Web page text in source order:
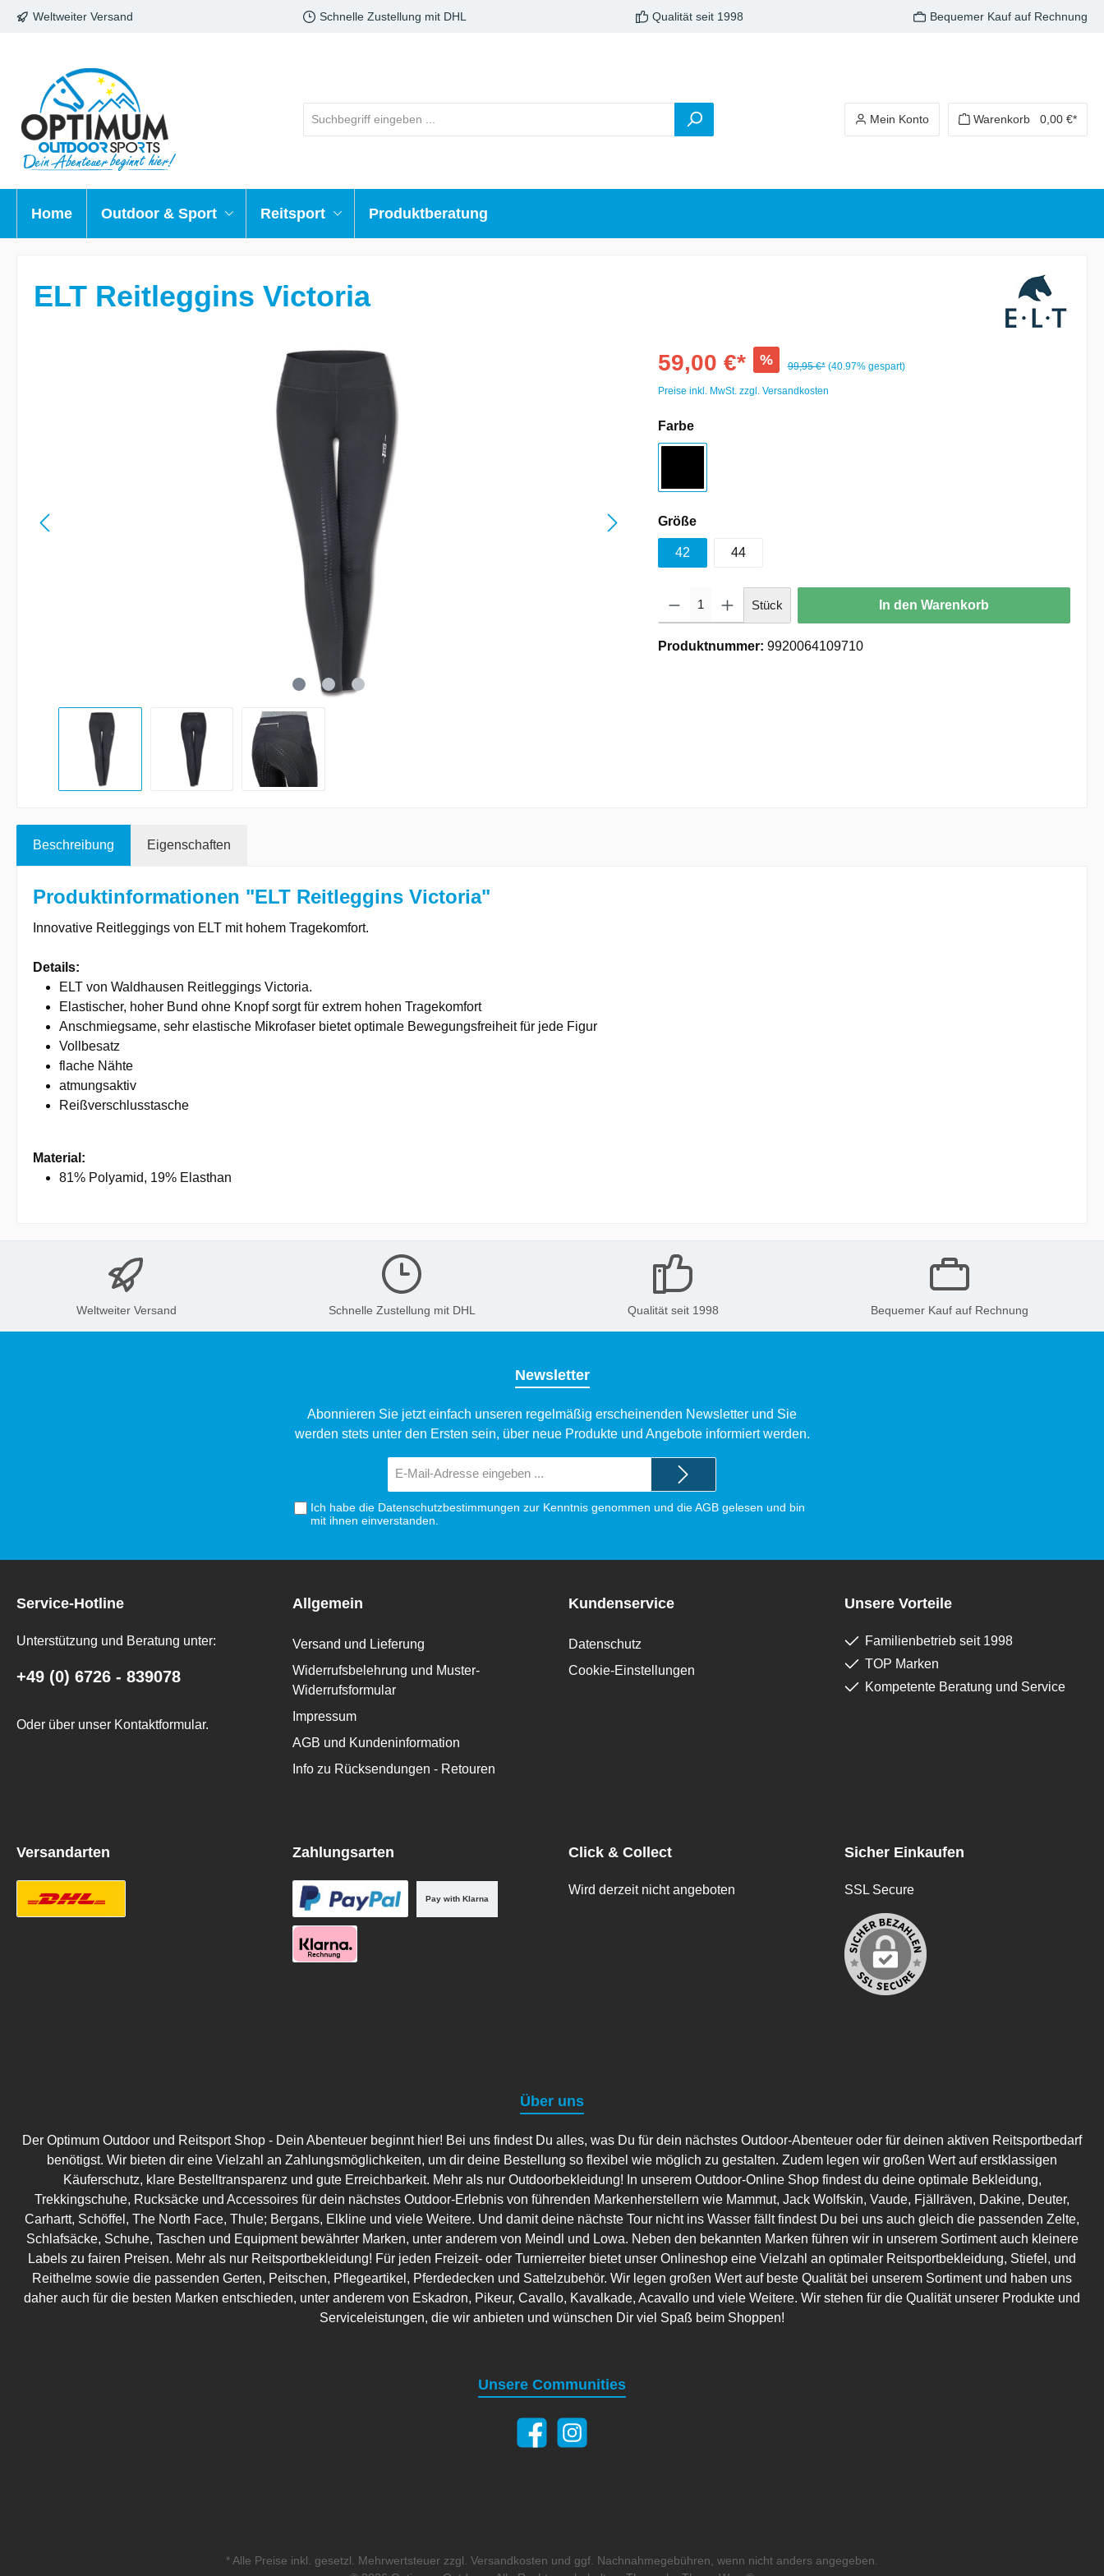
Weltweiter Versand Schnelle Zustellung mit DHL Qualität seit 1998 Bequemer Kauf auf Rechnung
Mein Konto Warenkorb 0,00 €*
Home Outdoor & Sport Reitsport Produktberatung
ELT Reitleggins Victoria
59,00 €* % 99,95 €* (40.97% gespart)
Preise inkl. MwSt. zzgl. Versandkosten
Farbe
Größe
42 44
Stück In den Warenkorb
Produktnummer: 9920064109710
Beschreibung Eigenschaften
Produktinformationen "ELT Reitleggins Victoria"
Innovative Reitleggings von ELT mit hohem Tragekomfort.
Details:
ELT von Waldhausen Reitleggings Victoria.
Elastischer, hoher Bund ohne Knopf sorgt für extrem hohen Tragekomfort
Anschmiegsame, sehr elastische Mikrofaser bietet optimale Bewegungsfreiheit für jede Figur
Vollbesatz
flache Nähte
atmungsaktiv
Reißverschlusstasche
Material:
81% Polyamid, 19% Elasthan
Weltweiter Versand Schnelle Zustellung mit DHL Qualität seit 1998 Bequemer Kauf auf Rechnung
Newsletter
Abonnieren Sie jetzt einfach unseren regelmäßig erscheinenden Newsletter und Sie
werden stets unter den Ersten sein, über neue Produkte und Angebote informiert werden.
Mail-
Adresse*
Ich habe die Datenschutzbestimmungen zur Kenntnis genommen und dieAGB gelesen und bin
mit ihnen einverstanden.
Service-Hotline
Unterstützung und Beratung unter:
+49 (0) 6726 - 839078
Oder über unser Kontaktformular.
Allgemein
Versand und Lieferung
Widerrufsbelehrung und Muster-
Widerrufsformular
Impressum
AGB und Kundeninformation
Info zu Rücksendungen - Retouren
Kundenservice
Datenschutz
Cookie-Einstellungen
Unsere Vorteile
Familienbetrieb seit 1998
TOP Marken
Kompetente Beratung und Service
Versandarten Zahlungsarten
Pay with Klarna
Click & Collect
Wird derzeit nicht angeboten
Sicher Einkaufen
SSL Secure
Über uns
Der Optimum Outdoor und Reitsport Shop - Dein Abenteuer beginnt hier! Bei uns findest Du alles, was Du für dein nächstes Outdoor-Abenteuer oder für deinen aktiven Reitsportbedarf
benötigst. Wir bieten dir eine Vielzahl an Zahlungsmöglichkeiten, um dir deine Bestellung so flexibel wie möglich zu gestalten. Zudem legen wir großen Wert auf erstklassigen
Käuferschutz, klare Bestelltransparenz und gute Erreichbarkeit. Mehr als nur Outdoorbekleidung! In unserem Outdoor-Online Shop findest du deine optimale Bekleidung,
Trekkingschuhe, Rucksäcke und Accessoires für dein nächstes Outdoor-Erlebnis von führenden Markenherstellern wie Mammut, Jack Wolfskin, Vaude, Fjällräven, Dakine, Deuter,
Carhartt, Schöffel, The North Face, Thule; Bergans, Elkline und viele Weitere. Und damit deine nächste Tour nicht ins Wasser fällt findest Du bei uns auch gleich die passenden Zelte,
Schlafsäcke, Schuhe, Taschen und Equipment bewährter Marken, unter anderem von Meindl und Lowa. Neben den bekannten Marken führen wir in unserem Sortiment auch kleinere
Labels zu fairen Preisen. Mehr als nur Reitsportbekleidung! Für jeden Freizeit- oder Turnierreiter bietet unser Onlineshop eine Vielzahl an optimaler Reitsportbekleidung, Stiefel, und
Reithelme sowie die passenden Gerten, Peitschen, Pflegeartikel, Pferdedecken und Sattelzubehör. Wir legen großen Wert auf beste Qualität bei unserem Sortiment und haben uns
daher auch für die besten Marken entschieden, unter anderem von Eskadron, Pikeur, Cavallo, Kavalkade, Acavallo und viele Weitere. Wir stehen für die Qualität unserer Produkte und
Serviceleistungen, die wir anbieten und wünschen Dir viel Spaß beim Shoppen!
Unsere Communities
* Alle Preise inkl. gesetzl. Mehrwertsteuer zzgl. Versandkosten und ggf. Nachnahmegebühren, wenn nicht anders angegeben.